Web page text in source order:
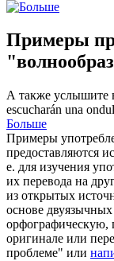
Примеры
А также услышите
escucharán una
Больше
Примеры
предоставляются
е. для изучения
их перевода на
из открытых
основе
оригинале или
проблеме" или